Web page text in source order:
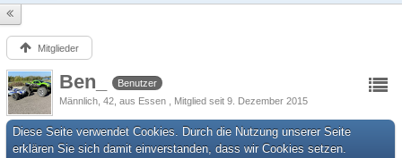
Mitglieder
Ben_
Benutzer
Männlich 42 aus Essen Mitglied seit 9. Dezember 2015
Diese Seite verwendet Cookies. Durch die Nutzung unserer Seite
erklären Sie sich damit einverstanden, dass wir Cookies setzen.